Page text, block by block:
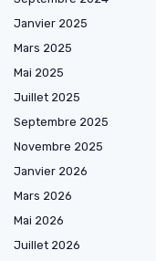
Janvier 2025
Mars 2025
Mai 2025
Juillet 2025
Septembre 2025
Novembre 2025
Janvier 2026
Mars 2026
Mai 2026
Juillet 2026